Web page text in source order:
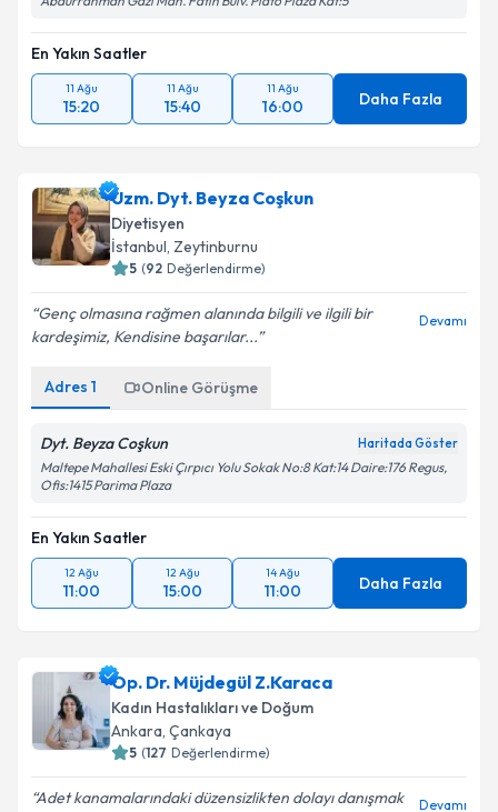
En Yakın Saatler
11 Ağu
15:20
11 Ağu
15:40
11 Ağu
16:00 Daha Fazla
Uzm. Dyt. Beyza Coşkun
Diyetisyen
İstanbul,Zeytinburnu
( Değerlendirme)
Genç olmasına rağmen alanında bilgili ve ilgili bir
kardeşimiz, Kendisine başarılar...
Adres 1 Online Görüşme
Dyt. Beyza Coşkun
Maltepe Mahallesi Eski Çırpıcı Yolu Sokak No:8 Kat:14 Daire:176 Regus,
En Yakın Saatler
12 Ağu
11:00
12 Ağu
15:00
14 Ağu
11:00 Daha Fazla
Op. Dr. Müjdegül Z.Karaca
Kadın Hastalıkları ve Doğum
Ankara, Çankaya
( Değerlendirme)